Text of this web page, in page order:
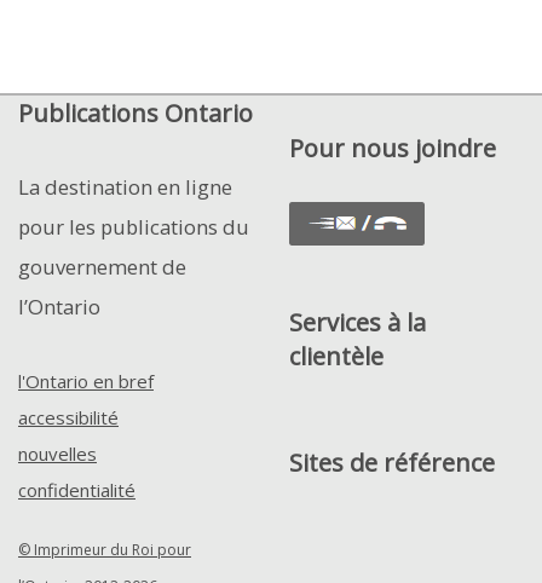
Publications Ontario
La destination en ligne
pour les publications du
gouvernement de
l’Ontario
l'Ontario en bref
accessibilité
nouvelles
confidentialité
© Imprimeur du Roi pour
Pour nous joindre
Services à la
clientèle
Sites de référence